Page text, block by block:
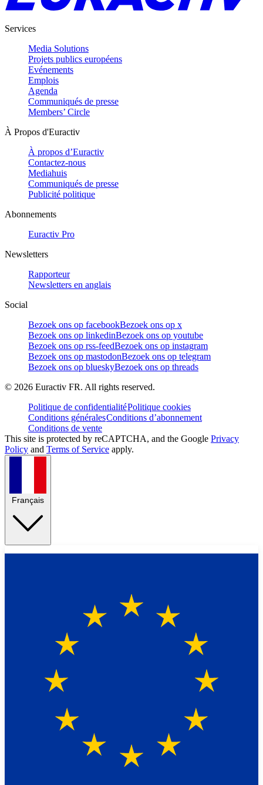
Services
Media Solutions
Projets publics européens
Evénements
Emplois
Agenda
Communiqués de presse
Members’ Circle
À Propos d'Euractiv
À propos d’Euractiv
Contactez-nous
Mediahuis
Communiqués de presse
Publicité politique
Abonnements
Euractiv Pro
Newsletters
Rapporteur
Newsletters en anglais
Social
Bezoek ons op facebookBezoek ons op x
Bezoek ons op linkedinBezoek ons op youtube
Bezoek ons op rss-feedBezoek ons op instagram
Bezoek ons op mastodonBezoek ons op telegram
Bezoek ons op blueskyBezoek ons op threads
© 2026 Euractiv FR. All rights reserved.
Politique de confidentialitéPolitique cookies
Conditions généralesConditions d’abonnement
Conditions de vente
This site is protected by reCAPTCHA, and the Google Privacy
Policy and Terms of Service apply.
Français